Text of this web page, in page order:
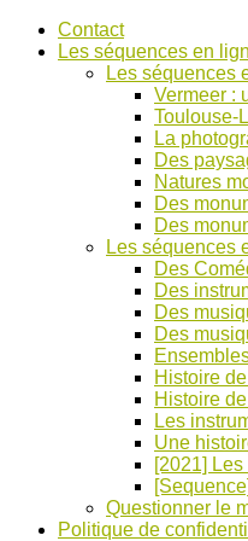
AccéderContact
Les séquences en
Les séquences
Vermeer :
Toulouse-
La
Des
Natures
Des
Des
Les séquences
Des
Des
Des
Des
Histoire
Histoire
Les
Une
[2021]
Questionner le
Politique de